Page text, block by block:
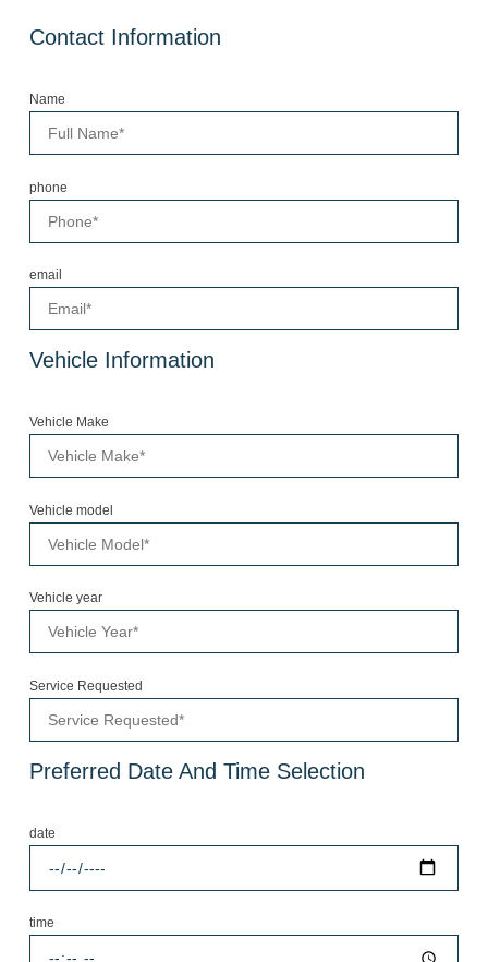
Contact Information
Name
phone
email
Vehicle Information
Vehicle Make
Vehicle model
Vehicle year
Service Requested
Preferred Date And Time Selection
date
time